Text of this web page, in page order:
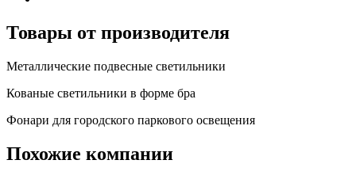
Товары от производителя
Металлические подвесные светильники
Кованые светильники в форме бра
Фонари для городского паркового освещения
Похожие компании